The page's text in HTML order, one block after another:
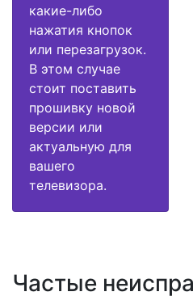
какие-либо
нажатия кнопок
или перезагрузок.
В этом случае
стоит поставить
прошивку новой
версии или
актуальную для
вашего
телевизора.
Частые